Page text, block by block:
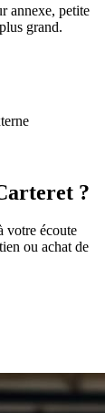
annexe, petite
grand.
?
votre écoute
ou achat de